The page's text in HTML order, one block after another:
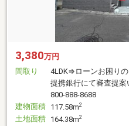
3,380万円
間取り
4LDK⇒ローンお困り
提携銀行にて審査提
800-888-8688
建物面積 117.58m2
土地面積 164.38m2